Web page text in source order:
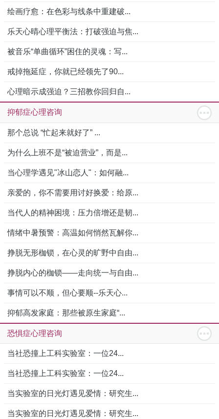
绘画疗愈：在色彩与线条中重建破...
乐天心晴心理平衡法：打破强迫与焦...
被音乐“单曲循环”困住的灵魂：写...
戒掉拖延症，你就已经领先了90...
心理暗示成强迫？三招教你回归自...
抑郁症心理咨询
那个总说 “忙起来就好了” ...
为什么上班不是“被迫营业”，而是...
当心理学遇见"冰山恋人"：如何融...
亲爱的，你不需要用讨好换爱：给原...
当代人的精神困境：压力倍增还是韧...
情绪中暑预警：高温如何悄然瓦解你...
挣脱无形枷锁，在心灵的旷野中自由...
挣脱内心的枷锁——走向统一与自由...
事情可以不顺，但心要顺--乐天心...
抑郁高发家庭：那些被原生家庭“...
恐惧症心理咨询
当社恐撞上工科实验室：一位24...
当社恐撞上工科实验室：一位24...
当实验室的日光灯遇见爱情：研究生...
当实验室的日光灯遇见爱情：研究生...